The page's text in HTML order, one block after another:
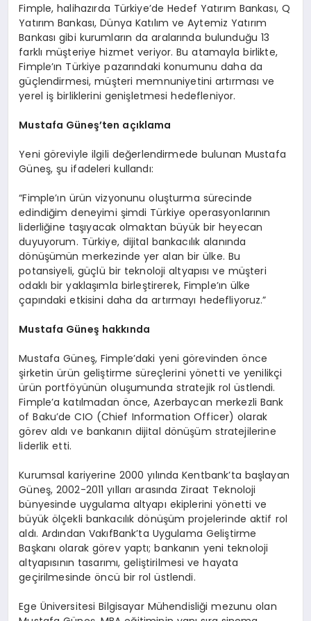
Fimple, halihazırda Türkiye’de Hedef Yatırım Bankası, Q
Yatırım Bankası, Dünya Katılım ve Aytemiz Yatırım
Bankası gibi kurumların da aralarında bulunduğu 13
farklı müşteriye hizmet veriyor. Bu atamayla birlikte,
Fimple’ın Türkiye pazarındaki konumunu daha da
güçlendirmesi, müşteri memnuniyetini artırması ve
yerel iş birliklerini genişletmesi hedefleniyor.
Mustafa Güneş’ten açıklama
Yeni göreviyle ilgili değerlendirmede bulunan Mustafa
Güneş, şu ifadeleri kullandı:
“Fimple’ın ürün vizyonunu oluşturma sürecinde
edindiğim deneyimi şimdi Türkiye operasyonlarının
liderliğine taşıyacak olmaktan büyük bir heyecan
duyuyorum. Türkiye, dijital bankacılık alanında
dönüşümün merkezinde yer alan bir ülke. Bu
potansiyeli, güçlü bir teknoloji altyapısı ve müşteri
odaklı bir yaklaşımla birleştirerek, Fimple’ın ülke
çapındaki etkisini daha da artırmayı hedefliyoruz.”
Mustafa Güneş hakkında
Mustafa Güneş, Fimple’daki yeni görevinden önce
şirketin ürün geliştirme süreçlerini yönetti ve yenilikçi
ürün portföyünün oluşumunda stratejik rol üstlendi.
Fimple’a katılmadan önce, Azerbaycan merkezli Bank
of Baku’de CIO (Chief Information Officer) olarak
görev aldı ve bankanın dijital dönüşüm stratejilerine
liderlik etti.
Kurumsal kariyerine 2000 yılında Kentbank’ta başlayan
Güneş, 2002-2011 yılları arasında Ziraat Teknoloji
bünyesinde uygulama altyapı ekiplerini yönetti ve
büyük ölçekli bankacılık dönüşüm projelerinde aktif rol
aldı. Ardından VakıfBank’ta Uygulama Geliştirme
Başkanı olarak görev yaptı; bankanın yeni teknoloji
altyapısının tasarımı, geliştirilmesi ve hayata
geçirilmesinde öncü bir rol üstlendi.
Ege Üniversitesi Bilgisayar Mühendisliği mezunu olan